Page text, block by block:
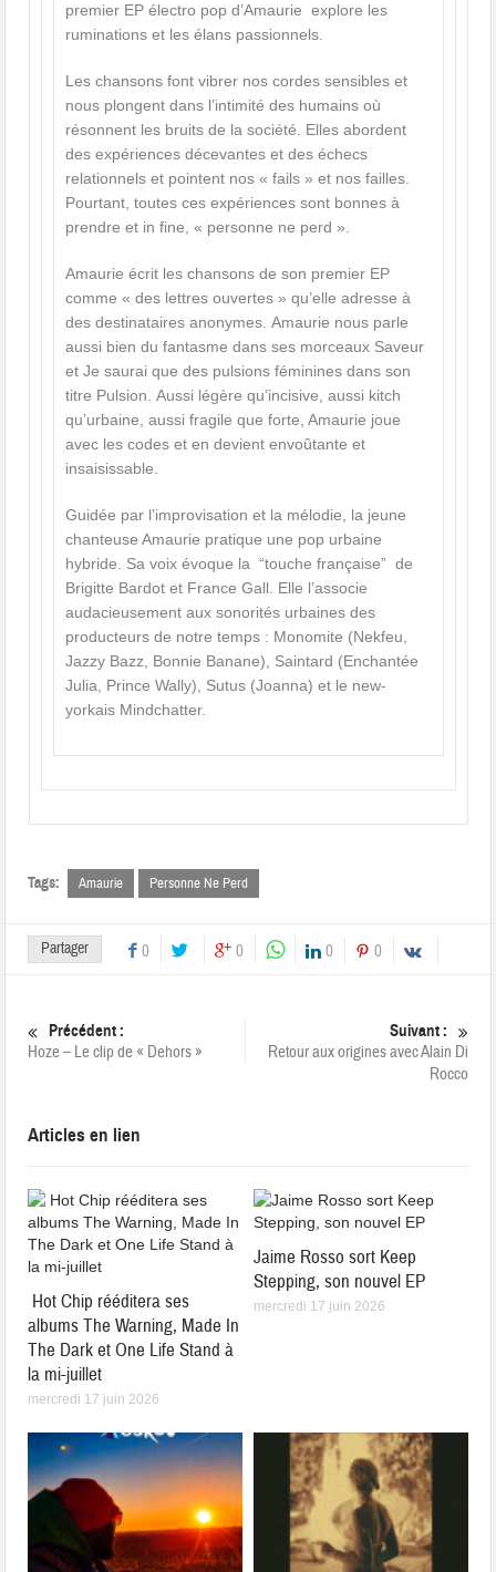
premier EP électro pop d’Amaurie explore les
ruminations et les élans passionnels.
Les chansons font vibrer nos cordes sensibles et
nous plongent dans l’intimité des humains où
résonnent les bruits de la société. Elles abordent
des expériences décevantes et des échecs
relationnels et pointent nos « fails » et nos failles.
Pourtant, toutes ces expériences sont bonnes à
prendre et in fine, « personne ne perd ».
Amaurie écrit les chansons de son premier EP
comme « des lettres ouvertes » qu’elle adresse à
des destinataires anonymes. Amaurie nous parle
aussi bien du fantasme dans ses morceaux Saveur
et Je saurai que des pulsions féminines dans son
titre Pulsion. Aussi légère qu’incisive, aussi kitch
qu’urbaine, aussi fragile que forte, Amaurie joue
avec les codes et en devient envoûtante et
insaisissable.
Guidée par l’improvisation et la mélodie, la jeune
chanteuse Amaurie pratique une pop urbaine
hybride. Sa voix évoque la “touche française” de
Brigitte Bardot et France Gall. Elle l’associe
audacieusement aux sonorités urbaines des
producteurs de notre temps : Monomite (Nekfeu,
Jazzy Bazz, Bonnie Banane), Saintard (Enchantée
Julia, Prince Wally), Sutus (Joanna) et le new-
yorkais Mindchatter.
Tags: Amaurie Personne Ne Perd
Partager 0 0 0 0
Précédent :
Hoze – Le clip de « Dehors »
Suivant :
Retour aux origines avec Alain Di
Rocco
Articles en lien
Hot Chip rééditera ses
albums The Warning, Made In
The Dark et One Life Stand à
la mi-juillet
mercredi 17 juin 2026
Jaime Rosso sort Keep
Stepping, son nouvel EP
mercredi 17 juin 2026